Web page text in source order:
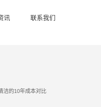
讯 联系我们
洁的10年成本对比